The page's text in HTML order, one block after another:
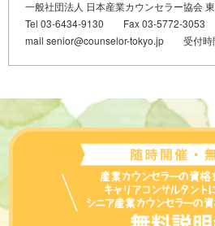
一般社団法人 日本産業カウンセラー協会
Tel 03-6434-9130 Fax 03-5772-3053
mail senior@counselor-tokyo.jp 受付時